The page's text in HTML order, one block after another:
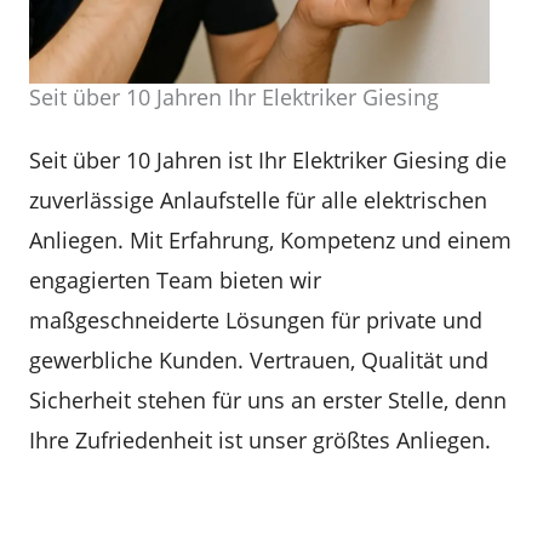
Seit über 10 Jahren Ihr Elektriker Giesing
Seit über 10 Jahren ist Ihr Elektriker Giesing die
zuverlässige Anlaufstelle für alle elektrischen
Anliegen. Mit Erfahrung, Kompetenz und einem
engagierten Team bieten wir
maßgeschneiderte Lösungen für private und
gewerbliche Kunden. Vertrauen, Qualität und
Sicherheit stehen für uns an erster Stelle, denn
Ihre Zufriedenheit ist unser größtes Anliegen.